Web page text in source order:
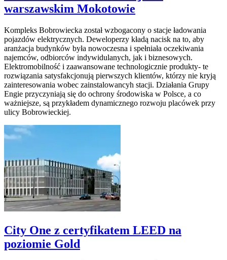
warszawskim Mokotowie
Kompleks Bobrowiecka został wzbogacony o stacje ładowania
pojazdów elektrycznych. Deweloperzy kładą nacisk na to, aby
aranżacja budynków była nowoczesna i spełniała oczekiwania
najemców, odbiorców indywidulanych, jak i biznesowych.
Elektromobilność i zaawansowane technologicznie produkty- te
rozwiązania satysfakcjonują pierwszych klientów, którzy nie kryją
zainteresowania wobec zainstalowancyh stacji. Działania Grupy
Engie przyczyniają się do ochrony środowiska w Polsce, a co
ważniejsze, są przykładem dynamicznego rozwoju placówek przy
ulicy Bobrowieckiej.
City One z certyfikatem LEED na
poziomie Gold